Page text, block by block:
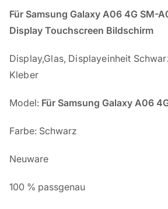
Für Samsung Galaxy A06 4G SM-
Display Touchscreen Bildschirm
Display,Glas, Displayeinheit
Kleber
Model: Für Samsung Galaxy A06
Farbe: Schwarz
Neuware
100 % passgenau